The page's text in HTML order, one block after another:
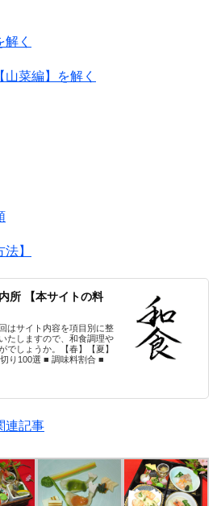
く
菜編】を解く
】
所 【本サイトの料
はサイト内容を項目別に整
たしますので、和食調理や
でしょうか。【春】【夏】
り100選 ■ 調味料割合 ■
連記事